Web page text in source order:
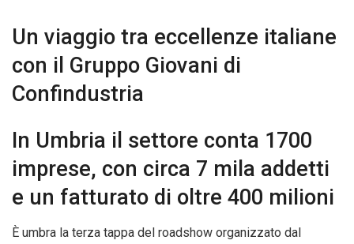
Un viaggio tra eccellenze italiane
con il Gruppo Giovani di
Confindustria
In Umbria il settore conta 1700
imprese, con circa 7 mila addetti
e un fatturato di oltre 400 milioni
È umbra la terza tappa del roadshow organizzato dal